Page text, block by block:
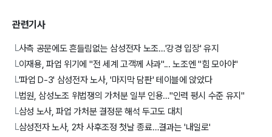
관련기사
└사측 공문에도 흔들림없는 삼성전자 노조…'강경 입장' 유지
└이재용, 파업 위기에 "전 세계 고객께 사과"... 노조엔 "힘 모아야"
└'파업 D-3' 삼성전자 노사, '마지막 담판' 테이블에 앉았다
└법원, 삼성노조 위법쟁의 가처분 일부 인용…"인력 평시 수준 유지"
└삼성 노사, 파업 가처분 결정문 해석 두고도 대치
└삼성전자 노사, 2차 사후조정 첫날 종료…결과는 '내일로'